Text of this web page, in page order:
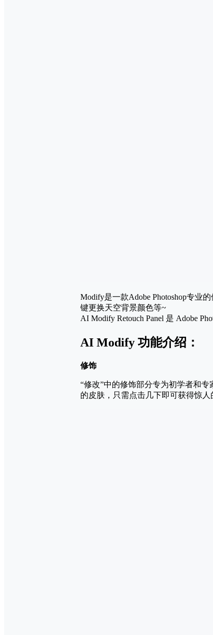
Modify是一款Adobe Photoshop专业
键更换天空背景颜色等~
AI Modify Retouch Panel 是 Adob​​e
AI Modify 功能介绍：
修饰
“修改”中的修饰部分专为初学者和
的皮肤，只需点击几下即可获得惊人